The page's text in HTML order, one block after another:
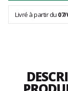
Livré à partir du 07/